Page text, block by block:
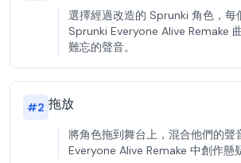
選擇經過改造的 Sprunki 角色，每
Sprunki Everyone Alive Remake
難忘的聲音。
#2 拖放
將角色拖到舞台上，混合他們的聲
Everyone Alive Remake 中創作懸